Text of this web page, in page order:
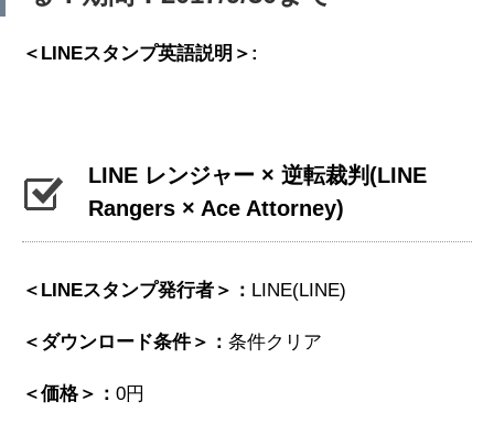
＜LINEスタンプ英語説明＞:
LINE レンジャー × 逆転裁判 (LINE
Rangers × Ace Attorney)
＜LINEスタンプ発行者＞： LINE(LINE)
＜ダウンロード条件＞： 条件クリア
＜価格＞： 0円